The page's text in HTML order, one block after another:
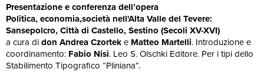
Presentazione e conferenza dell’opera
Politica, economia,società nell'Alta Valle del Tevere:
Sansepolcro, Città di Castello, Sestino (Secoli XV-XVI)
a cura didon Andrea Czorteke Matteo Martelli. Introduzione e
coordinamento: Fabio Nisi. Leo S. Olschki Editore. Per i tipi dello
Stabilimento Tipografico “Pliniana”.